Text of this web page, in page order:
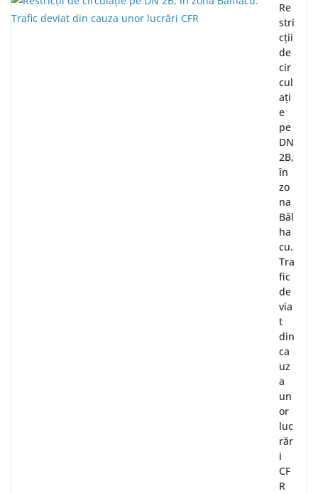
Re
stri
cții
de
cir
cul
ați
e
pe
DN
2B,
în
zo
na
Bâl
ha
cu.
Tra
fic
de
via
t
din
ca
uz
a
un
or
luc
răr
i
CF
R